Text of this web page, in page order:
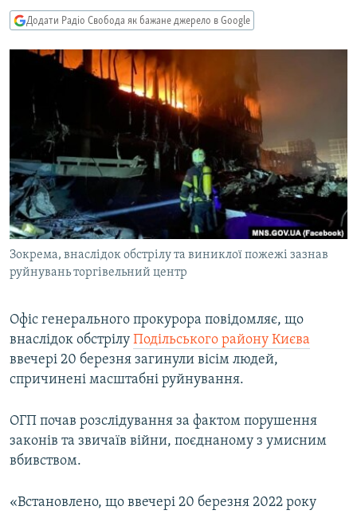
пошуку
УКРАЇНА
ТИ ЯК?
СХЕМИ
КИТАЙ.ВИКЛИКИ
МУЛЬТИМЕДІА
ФОТО
СПЕЦПРОЄКТИ
ПОДКАСТИ
КРИМ РЕАЛІЇ
РУС
КТАТ
ДОЛУЧАЙСЯ!
Додати Радіо Свобода як бажане джерело в Google
Зокрема, внаслідок обстрілу та виниклої пожежі зазнав
руйнувань торгівельний центр
Офіс генерального прокурора повідомляє, що
внаслідок обстрілу Подільського району Києва
ввечері 20 березня загинули вісім людей,
спричинені масштабні руйнування.
ОГП почав розслідування за фактом порушення
законів та звичаїв війни, поєднаному з умисним
вбивством.
«Встановлено, що ввечері 20 березня 2022 року